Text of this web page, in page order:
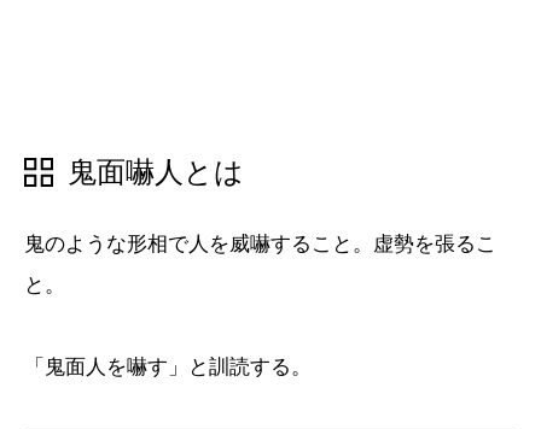
鬼面嚇人とは
鬼のような形相で人を威嚇すること。虚勢を張るこ
と。
「鬼面人を嚇す」と訓読する。